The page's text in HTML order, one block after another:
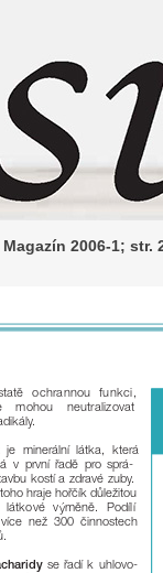
Magazín 2006-1; str.
ochrannou
funkci,
mohou
neutralizovat
y.
je minerální látka,
která
v první řadě pro sprá-
kostí a zdravé zuby.
toho hraje hořčík důležitou
látkové výměně.
Podílí
více než 300
činnostech
se řadí k uhlovo-